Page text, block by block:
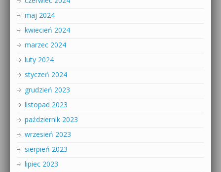
maj 2024
kwiecień 2024
marzec 2024
luty 2024
styczeń 2024
grudzień 2023
listopad 2023
październik 2023
wrzesień 2023
sierpień 2023
lipiec 2023